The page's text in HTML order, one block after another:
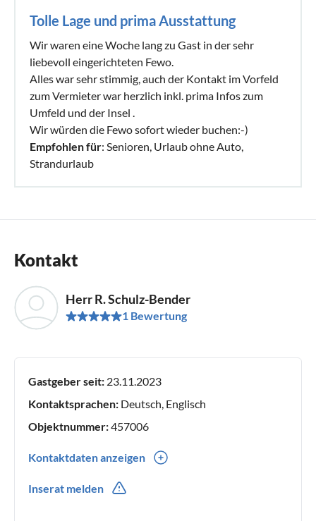
Tolle Lage und prima Ausstattung
Wir waren eine Woche lang zu Gast in der sehr
liebevoll eingerichteten Fewo.
Alles war sehr stimmig, auch der Kontakt im Vorfeld
zum Vermieter war herzlich inkl. prima Infos zum
Umfeld und der Insel .
Wir würden die Fewo sofort wieder buchen:-)
Empfohlen für: Senioren, Urlaub ohne Auto,
Strandurlaub
Kontakt
Herr R. Schulz-Bender
1 Bewertung
Gastgeber seit: 23.11.2023
Kontaktsprachen: Deutsch, Englisch
Objektnummer:457006
Kontaktdaten anzeigen
Inserat melden